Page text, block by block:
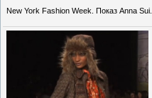
New York Fashion Week. Показ Anna Sui.